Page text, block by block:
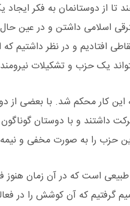
بود که با چند تا از دوستانمان
اسلامی داشتن و در عین
افتادیم و در نظر داشتیم
یک حزب و تشکیلات
۵۷ بود که پایه این کار محکم شد. با
داشتند و با دوستان
حزب را به صورت مخفی و نیمه
طبیعی است که در آن زمان
که آن کوشش را در